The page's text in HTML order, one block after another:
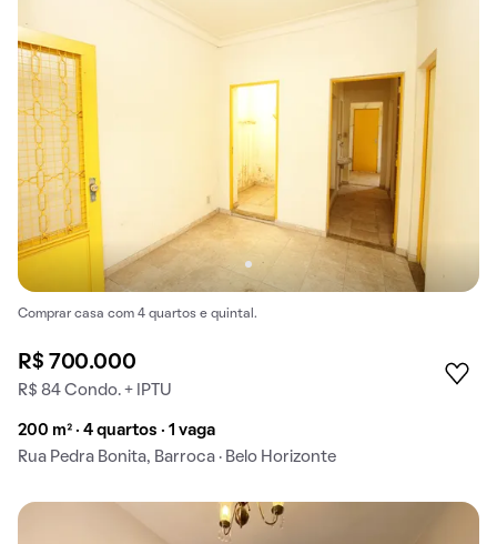
Comprar casa com 4 quartos e quintal.
R$ 700.000
R$ 84 Condo. + IPTU
200 m² · 4 quartos · 1 vaga
Rua Pedra Bonita, Barroca · Belo Horizonte